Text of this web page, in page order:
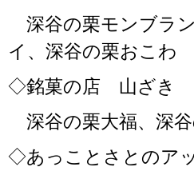
深谷の栗モンブラ
イ、深谷の栗おこわ
◇銘菓の店 山ざき
深谷の栗大福、深
◇あっことさとのア